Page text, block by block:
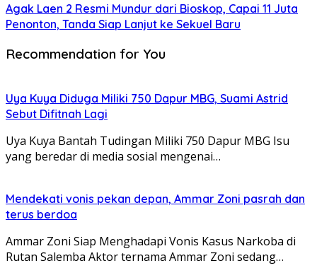
Agak Laen 2 Resmi Mundur dari Bioskop, Capai 11 Juta
Penonton, Tanda Siap Lanjut ke Sekuel Baru
Recommendation for You
Uya Kuya Diduga Miliki 750 Dapur MBG, Suami Astrid
Sebut Difitnah Lagi
Uya Kuya Bantah Tudingan Miliki 750 Dapur MBG Isu
yang beredar di media sosial mengenai…
Mendekati vonis pekan depan, Ammar Zoni pasrah dan
terus berdoa
Ammar Zoni Siap Menghadapi Vonis Kasus Narkoba di
Rutan Salemba Aktor ternama Ammar Zoni sedang…